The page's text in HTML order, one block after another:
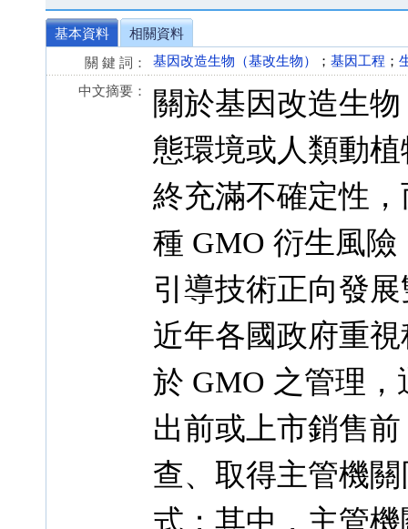
基本資料
相關資料
關 鍵 詞：
基因改造生物（基改生物） ； 基因工程 ；
中文摘要：
關於基因改造生
態環境或人類動
終充滿不確定性
種 GMO 衍生風
引導技術正向發
近年各國政府重
於 GMO 之管理
出前或上市銷售
查、取得主管機
式；其中，主管